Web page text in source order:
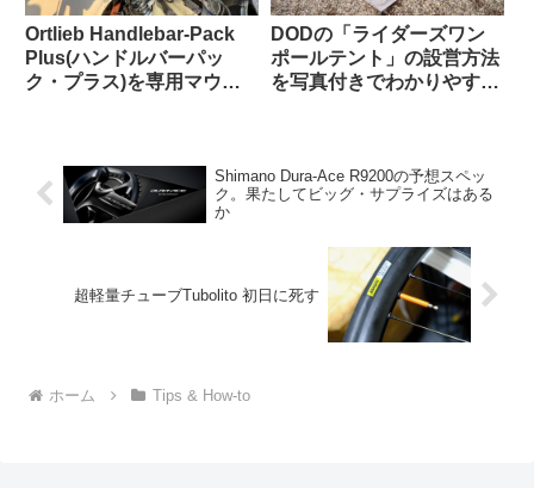
Ortlieb Handlebar-Pack
Plus(ハンドルバーパッ
ク・プラス)を専用マウン
DODの「ライダーズワン
ポールテント」の設営方法
を写真付きでわかりやすく
Shimano Dura-Ace R9200の予想スペッ
ク。果たしてビッグ・サプライズはある
か
超軽量チューブTubolito 初日に死す
ホーム Tips & How-to